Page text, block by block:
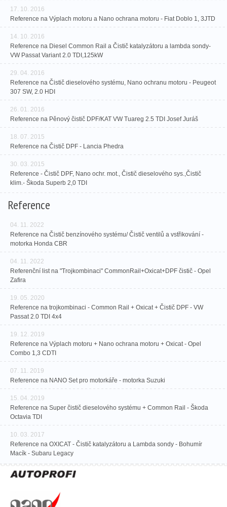
17. 10. 2016
Reference na Výplach motoru a Nano ochrana motoru - Fiat Doblo 1, 3JTD
14. 10. 2016
Reference na Diesel Common Rail a Čistič katalyzátoru a lambda sondy-
VW Passat Variant 2.0 TDI,125kW
29. 04. 2016
Reference na Čistič dieselového systému, Nano ochranu motoru - Peugeot
307 SW, 2.0 HDI
26. 01. 2016
Reference na Pěnový čistič DPF/KAT VW Tuareg 2.5 TDI Josef Juráš
18. 07. 2015
Reference na Čistič DPF - Lancia Phedra
30. 03. 2015
Reference - Čistič DPF, Nano ochr. mot., Čistič dieselového sys.,Čistič
klim.- Škoda Superb 2,0 TDI
Reference
04. 11. 2022
Reference na Čistič benzínového systému/ Čistič ventilů a vstřikování -
motorka Honda CBR
04. 11. 2022
Referenční list na "Trojkombinaci" CommonRail+Oxicat+DPF čistič - Opel
Zafira
19. 05. 2020
Reference na trojkombinaci - Common Rail + Oxicat + Čistič DPF - VW
Passat 2.0 TDI 4x4
19. 12. 2019
Reference na Výplach motoru + Nano ochrana motoru + Oxicat - Opel
Combo 1,3 CDTI
07. 11. 2019
Reference na NANO Set pro motorkáře - motorka Suzuki
15. 04. 2019
Reference na Super čistič dieselového systému + Common Rail - Škoda
Octavia TDI
10. 03. 2017
Reference na OXICAT - Čistič katalyzátoru a Lambda sondy - Bohumír
Macík - Subaru Legacy